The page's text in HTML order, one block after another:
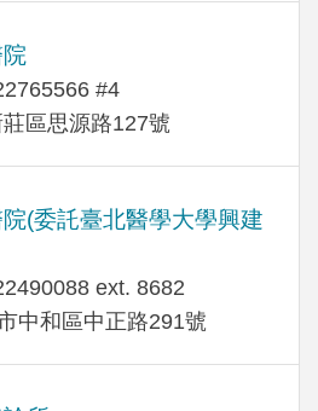
#4
區思源路127號
(委託臺北醫學大學興建
ext. 8682
中和區中正路291號